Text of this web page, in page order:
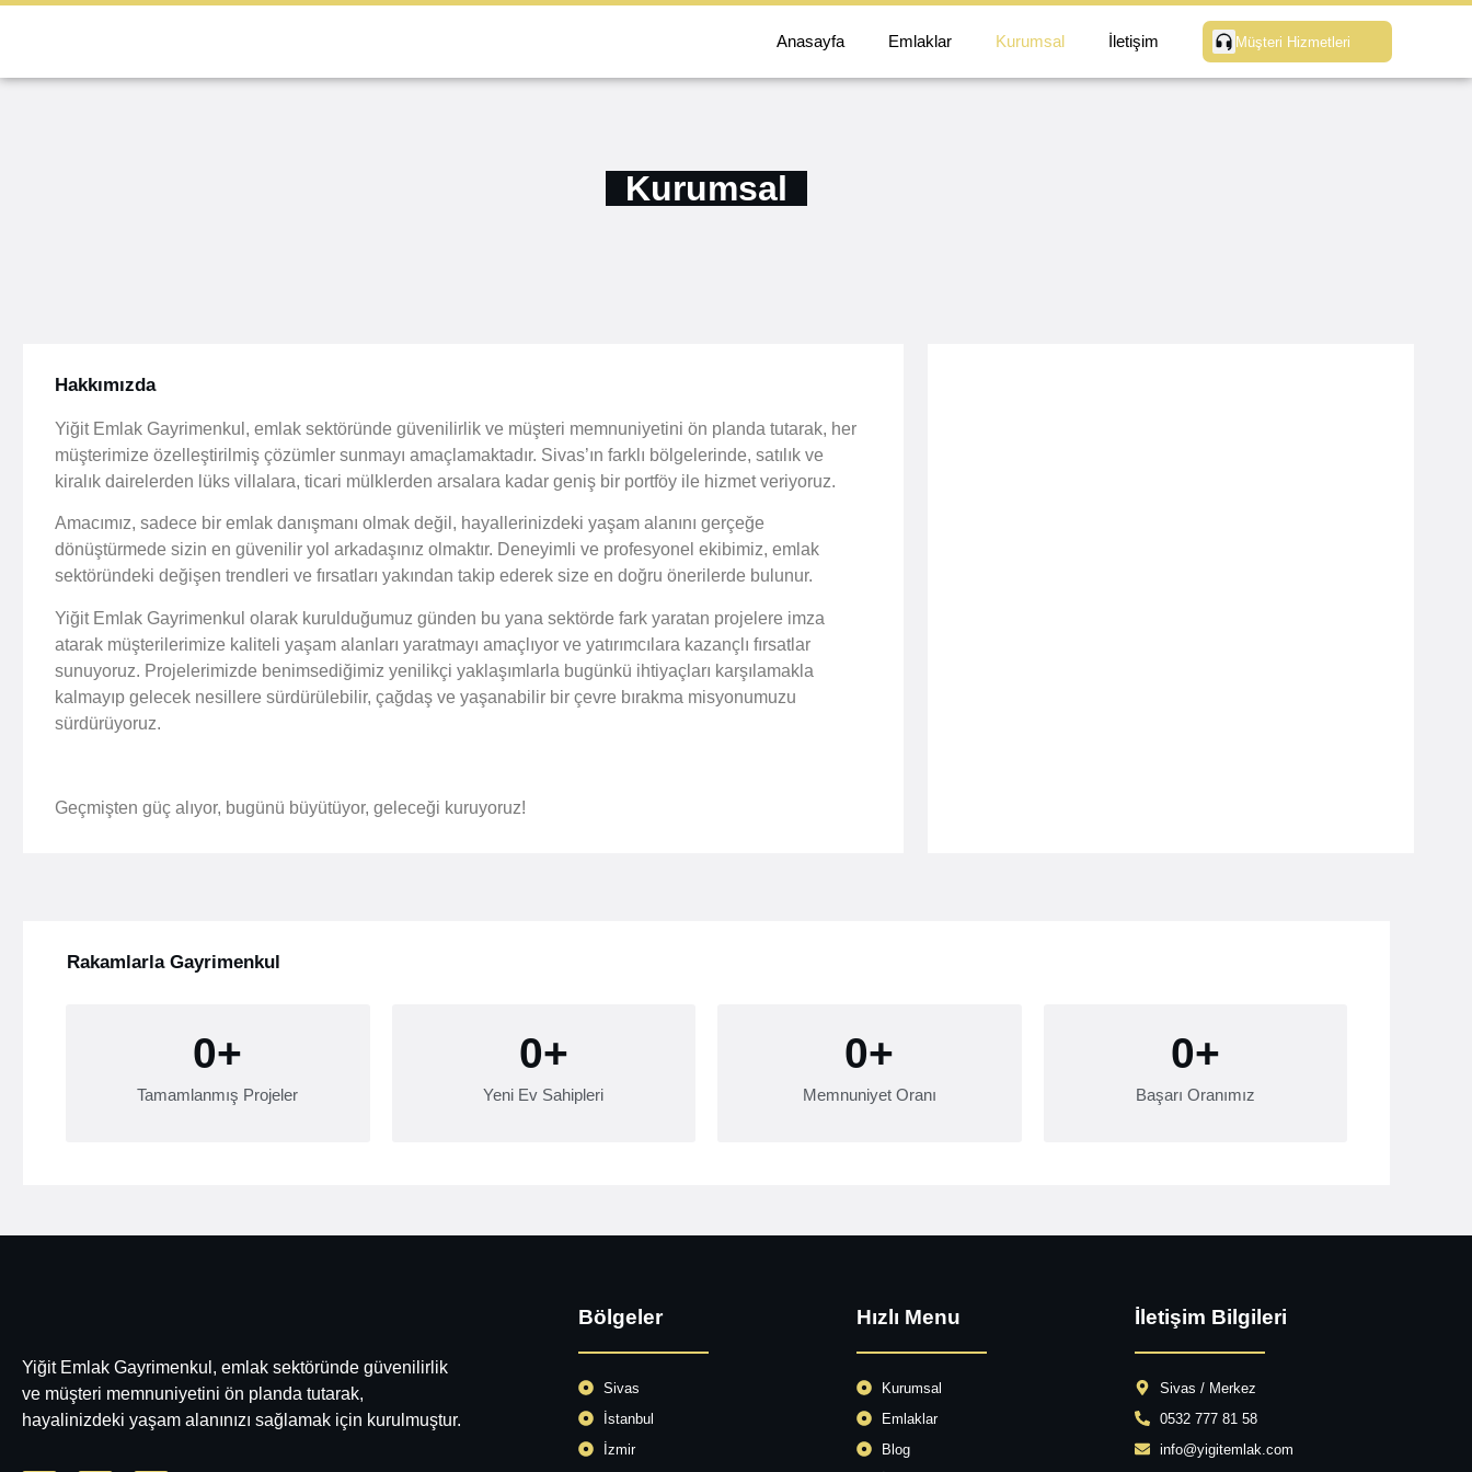
Anasayfa Emlaklar Kurumsal İletişim Müşteri Hizmetleri
Kurumsal
Hakkımızda
Yiğit Emlak Gayrimenkul, emlak sektöründe güvenilirlik ve müşteri memnuniyetini ön planda tutarak, her
müşterimize özelleştirilmiş çözümler sunmayı amaçlamaktadır. Sivas’ın farklı bölgelerinde, satılık ve
kiralık dairelerden lüks villalara, ticari mülklerden arsalara kadar geniş bir portföy ile hizmet veriyoruz.
Amacımız, sadece bir emlak danışmanı olmak değil, hayallerinizdeki yaşam alanını gerçeğe
dönüştürmede sizin en güvenilir yol arkadaşınız olmaktır. Deneyimli ve profesyonel ekibimiz, emlak
sektöründeki değişen trendleri ve fırsatları yakından takip ederek size en doğru önerilerde bulunur.
Yiğit Emlak Gayrimenkul olarak kurulduğumuz günden bu yana sektörde fark yaratan projelere imza
atarak müşterilerimize kaliteli yaşam alanları yaratmayı amaçlıyor ve yatırımcılara kazançlı fırsatlar
sunuyoruz. Projelerimizde benimsediğimiz yenilikçi yaklaşımlarla bugünkü ihtiyaçları karşılamakla
kalmayıp gelecek nesillere sürdürülebilir, çağdaş ve yaşanabilir bir çevre bırakma misyonumuzu
sürdürüyoruz.
Geçmişten güç alıyor, bugünü büyütüyor, geleceği kuruyoruz!
Rakamlarla Gayrimenkul
Tamamlanmış Projeler
0+
Yeni Ev Sahipleri
0+
Memnuniyet Oranı
0+
Başarı Oranımız
0+
Yiğit Emlak Gayrimenkul, emlak sektöründe güvenilirlik
ve müşteri memnuniyetini ön planda tutarak,
hayalinizdeki yaşam alanınızı sağlamak için kurulmuştur.
Bölgeler
Sivas
İstanbul
İzmir
Hızlı Menu
Kurumsal
Emlaklar
Blog
İletişim Bilgileri
Sivas / Merkez
0532 777 81 58
info@yigitemlak.com